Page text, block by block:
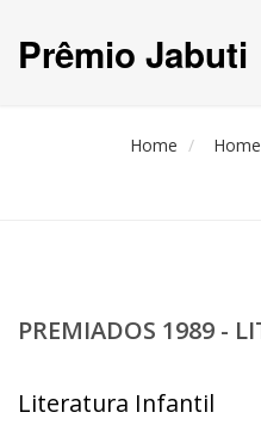
Prêmio Jabuti
Home
PREMIADOS 1989 -
Literatura Infantil